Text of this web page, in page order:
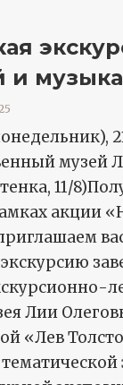
и
музей
11/
акции
Лии
«Лев